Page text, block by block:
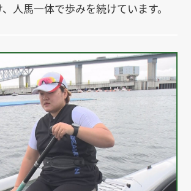
人馬一体で歩みを続けています。